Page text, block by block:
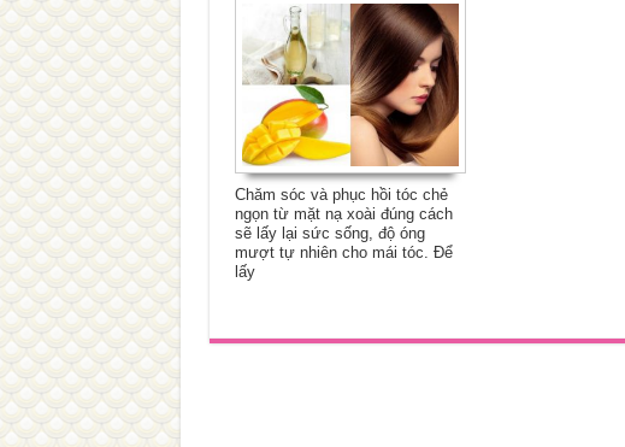
Chăm sóc và phục hồi tóc chẻ
ngọn từ mặt nạ xoài đúng cách
sẽ lấy lại sức sống, độ óng
mượt tự nhiên cho mái tóc. Để
lấy